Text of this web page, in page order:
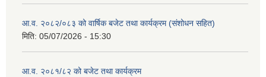
आ.व. २०८२/०८३ को वार्षिक बजेट तथा कार्यक्रम (संशोधन सहित)
मिति: 05/07/2026 - 15:30
आ.व. २०८१/८२ को बजेट तथा कार्यक्रम